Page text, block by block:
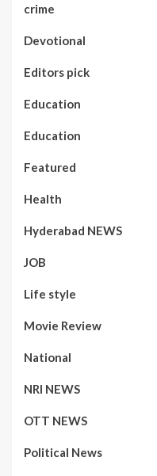
crime
Devotional
Editors pick
Education
Education
Featured
Health
Hyderabad NEWS
JOB
Life style
Movie Review
National
NRI NEWS
OTT NEWS
Political News